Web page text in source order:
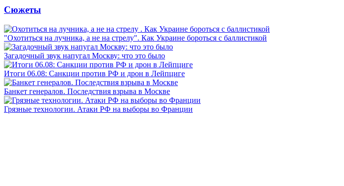
Сюжеты
"Охотиться на лучника, а не на стрелу". Как Украине бороться с баллистикой
Загадочный звук напугал Москву: что это было
Итоги 06.08: Санкции против РФ и дрон в Лейпциге
Банкет генералов. Последствия взрыва в Москве
Грязные технологии. Атаки РФ на выборы во Франции